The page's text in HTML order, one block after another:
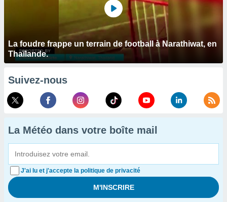
La foudre frappe un terrain de football à Narathiwat, en
Thaïlande.
Suivez-nous
La Météo dans votre boîte mail
J'ai lu et j'accepte la politique de privacité